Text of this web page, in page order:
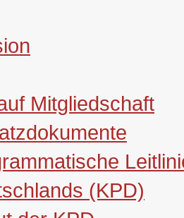
Mitgliedschaft
(KPD)